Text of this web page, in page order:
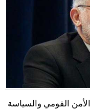
القومي والسياسة